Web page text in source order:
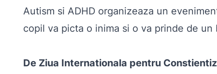
Autism si ADHD organizeaza un
copil va picta o inima si o va prinde de
De Ziua Internationala pentru